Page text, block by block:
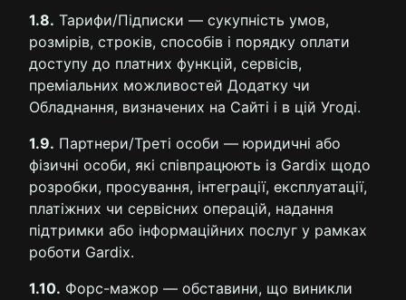
1.8. Тарифи/Підписки — сукупність умов,
розмірів, строків, способів і порядку оплати
доступу до платних функцій, сервісів,
преміальних можливостей Додатку чи
Обладнання, визначених на Сайті і в цій Угоді.
1.9. Партнери/Треті особи — юридичні або
фізичні особи, які співпрацюють із Gardix щодо
розробки, просування, інтеграції, експлуатації,
платіжних чи сервісних операцій, надання
підтримки або інформаційних послуг у рамках
роботи Gardix.
1.10. Форс-мажор — обставини, що виникли